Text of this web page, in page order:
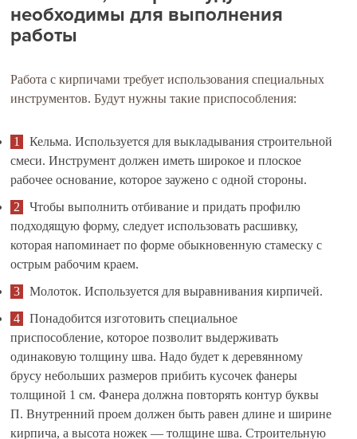
необходимы для выполнения
работы
Работа с кирпичами требует использования специальных
инструментов. Будут нужны такие приспособления:
Кельма. Используется для выкладывания строительной
смеси. Инструмент должен иметь широкое и плоское
рабочее основание, которое заужено с одной стороны.
Чтобы выполнить отбивание и придать профилю
подходящую форму, следует использовать расшивку,
которая напоминает по форме обыкновенную стамеску с
острым рабочим краем.
Молоток. Используется для выравнивания кирпичей.
Понадобится изготовить специальное
приспособление, которое позволит выдерживать
одинаковую толщину шва. Надо будет к деревянному
брусу небольших размеров прибить кусочек фанеры
толщиной 1 см. Фанера должна повторять контур буквы
П. Внутренний проем должен быть равен длине и ширине
кирпича, а высота ножек — толщине шва. Строительную